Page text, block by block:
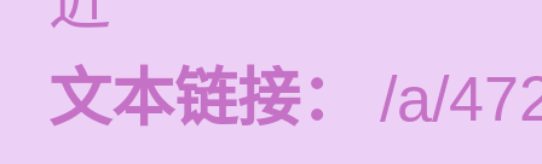
文本链接：
/a/